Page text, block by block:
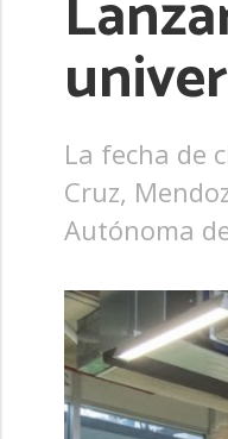
La fecha de
Cruz,
Autónoma